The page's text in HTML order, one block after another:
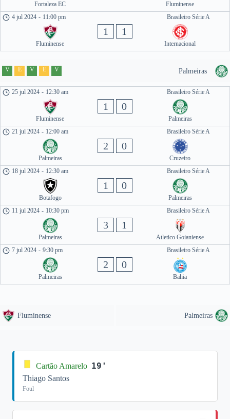
Fortaleza EC
Fluminense
Brasileiro Série A
4 jul 2024 - 11:00 pm
Fluminense
1 1
Internacional
Palmeiras
V E V E V
Brasileiro Série A
25 jul 2024 - 12:30 am
Fluminense
1 0
Palmeiras
Brasileiro Série A
21 jul 2024 - 12:00 am
Palmeiras
2 0
Cruzeiro
Brasileiro Série A
18 jul 2024 - 12:30 am
Botafogo
1 0
Palmeiras
Brasileiro Série A
11 jul 2024 - 10:30 pm
Palmeiras
3 1
Atletico Goianiense
Brasileiro Série A
7 jul 2024 - 9:30 pm
Palmeiras
2 0
Bahia
Fluminense Palmeiras
Cartão Amarelo 19'
Thiago Santos
Foul